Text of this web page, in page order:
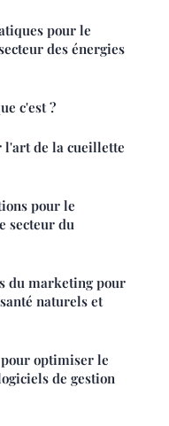
pour le
des énergies
c'est ?
de la cueillette
pour le
secteur du
du marketing pour
naturels et
optimiser le
de gestion